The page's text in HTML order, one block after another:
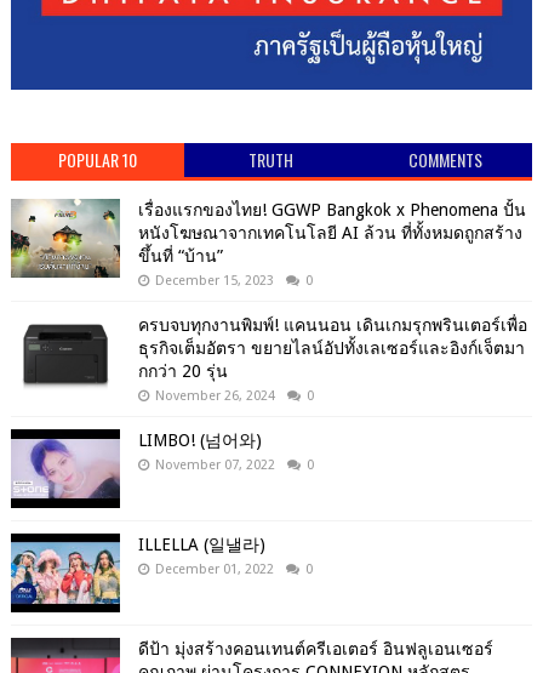
POPULAR 10 TRUTH COMMENTS
เรื่องแรกของไทย! GGWP Bangkok x Phenomena ปั้น
หนังโฆษณาจากเทคโนโลยี AI ล้วน ที่ทั้งหมดถูกสร้าง
ขึ้นที่ “บ้าน”
December 15, 2023 0
ครบจบทุกงานพิมพ์! แคนนอน เดินเกมรุกพรินเตอร์เพื่อ
ธุรกิจเต็มอัตรา ขยายไลน์อัปทั้งเลเซอร์และอิงก์เจ็ตมา
กกว่า 20 รุ่น
November 26, 2024 0
LIMBO! (넘어와)
November 07, 2022 0
ILLELLA (일낼라)
December 01, 2022 0
ดีป้า มุ่งสร้างคอนเทนต์ครีเอเตอร์ อินฟลูเอนเซอร์